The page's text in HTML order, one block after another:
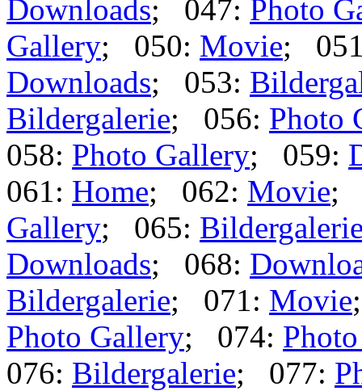
Downloads; 047: Photo
Gallery; 050: Movie;
Downloads; 053:
Bildergalerie; 056: Photo
058: Photo Gallery; 059:
061: Home; 062: Movie;
Gallery; 065:
Downloads; 068:
Bildergalerie; 071: Movie
Photo Gallery; 074:
076: Bildergalerie; 077: